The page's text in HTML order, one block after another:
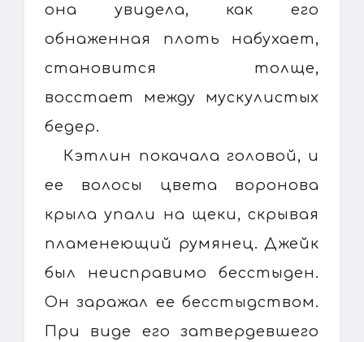
она увидела, как его
обнаженная плоть набухает,
становится толще,
восстает между мускулистых
бедер.
Кэтлин покачала головой, и
ее волосы цвета воронова
крыла упали на щеки, скрывая
пламенеющий румянец. Джейк
был неисправимо бесстыден.
Он заражал ее бесстыдством.
При виде его затвердевшего